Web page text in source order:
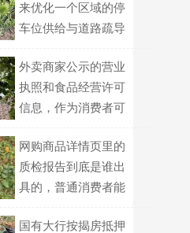
来优化一个区域的停
车位供给与道路疏导
外卖商家公示的营业
执照和食品经营许可
信息，作为消费者可
对真伪？
网购商品详情页里的
质检报告到底是谁出
具的，普通消费者能
国有大行按揭房抵押